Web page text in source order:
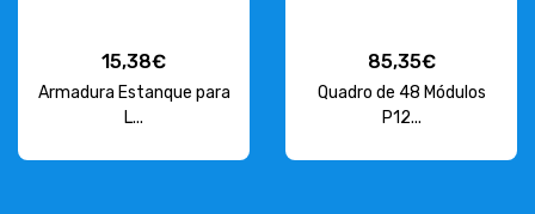
15,38€
Armadura Estanque para
L...
85,35€
Quadro de 48 Módulos
P12...